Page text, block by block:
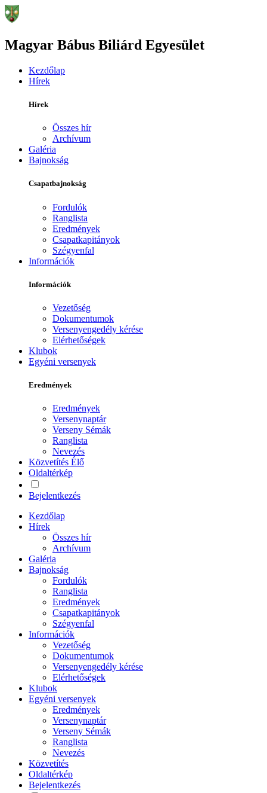
Magyar Bábus Biliárd Egyesület
Kezdőlap
Hírek
Hírek
Összes hír
Archívum
Galéria
Bajnokság
Csapatbajnokság
Fordulók
Ranglista
Eredmények
Csapatkapitányok
Szégyenfal
Információk
Információk
Vezetőség
Dokumentumok
Versenyengedély kérése
Elérhetőségek
Klubok
Egyéni versenyek
Eredmények
Eredmények
Versenynaptár
Verseny Sémák
Ranglista
Nevezés
Közvetítés Élő
Oldaltérkép
Bejelentkezés
Kezdőlap
Hírek
Összes hír
Archívum
Galéria
Bajnokság
Fordulók
Ranglista
Eredmények
Csapatkapitányok
Szégyenfal
Információk
Vezetőség
Dokumentumok
Versenyengedély kérése
Elérhetőségek
Klubok
Egyéni versenyek
Eredmények
Versenynaptár
Verseny Sémák
Ranglista
Nevezés
Közvetítés
Oldaltérkép
Bejelentkezés